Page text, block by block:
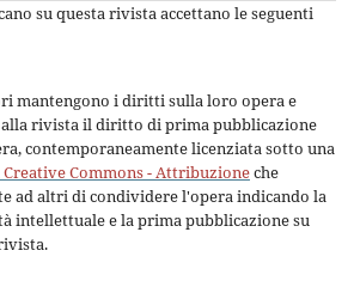
su questa rivista accettano le seguenti
mantengono i diritti sulla loro opera e
alla rivista il diritto di prima pubblicazione
contemporaneamente licenziata sotto una
Creative Commons - Attribuzioneche
ad altri di condividere l'opera indicando la
intellettuale e la prima pubblicazione su